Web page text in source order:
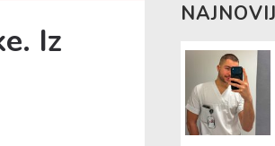
Iz